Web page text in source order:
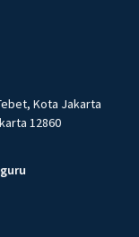
Kota Jakarta
12860